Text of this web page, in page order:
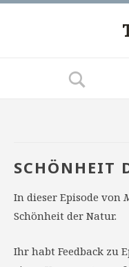
SCHÖNHEIT
In dieser Episode von
Schönheit der Natur.
Ihr habt Feedback zu